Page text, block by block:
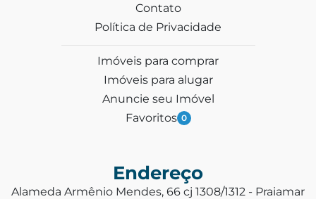
Contato
Política de Privacidade
Imóveis para comprar
Imóveis para alugar
Anuncie seu Imóvel
Favoritos 0
Endereço
Alameda Armênio Mendes, 66 cj 1308/1312 - Praiamar